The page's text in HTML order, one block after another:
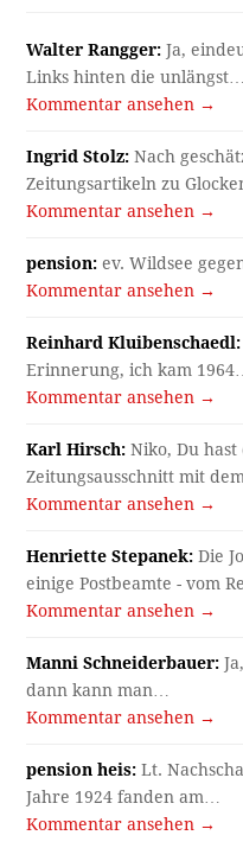
Walter Rangger: Ja,
Links hinten die unlängst…
Kommentar ansehen →
Ingrid Stolz: Nach
Zeitungsartikeln zu
Kommentar ansehen →
pension: ev. Wildsee
Kommentar ansehen →
Reinhard Kluibenschaedl:
Erinnerung, ich kam 1964…
Kommentar ansehen →
Karl Hirsch: Niko, Du
Zeitungsausschnitt mit
Kommentar ansehen →
Henriette Stepanek: Die
einige Postbeamte - vom
Kommentar ansehen →
Manni Schneiderbauer:
dann kann man…
Kommentar ansehen →
pension heis: Lt.
Jahre 1924 fanden am…
Kommentar ansehen →